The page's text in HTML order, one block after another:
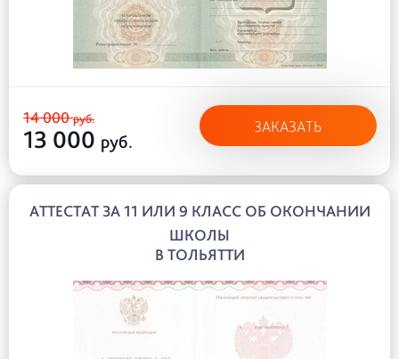
14 000руб.
13 000 руб.
ЗАКАЗАТЬ
АТТЕСТАТ ЗА 11 ИЛИ 9 КЛАСС ОБ ОКОНЧАНИИ
ШКОЛЫ
В ТОЛЬЯТТИ